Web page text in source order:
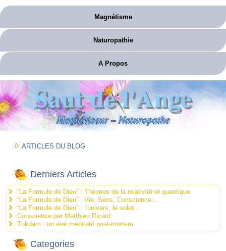
Magnétisme
Naturopathie
A Propos
Saut de l'Ange
Magnétiseur – Naturopathe
ARTICLES DU BLOG
Derniers Articles
“La Formule de Dieu” : Théories de la relativité et quantique
“La Formule de Dieu” : Vie, Sens, Conscience…
“La Formule de Dieu” : l’univers, le soleil…
Conscience par Matthieu Ricard
Tukdam : un état méditatif post-mortem
Categories